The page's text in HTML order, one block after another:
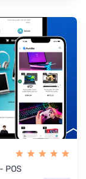
POS